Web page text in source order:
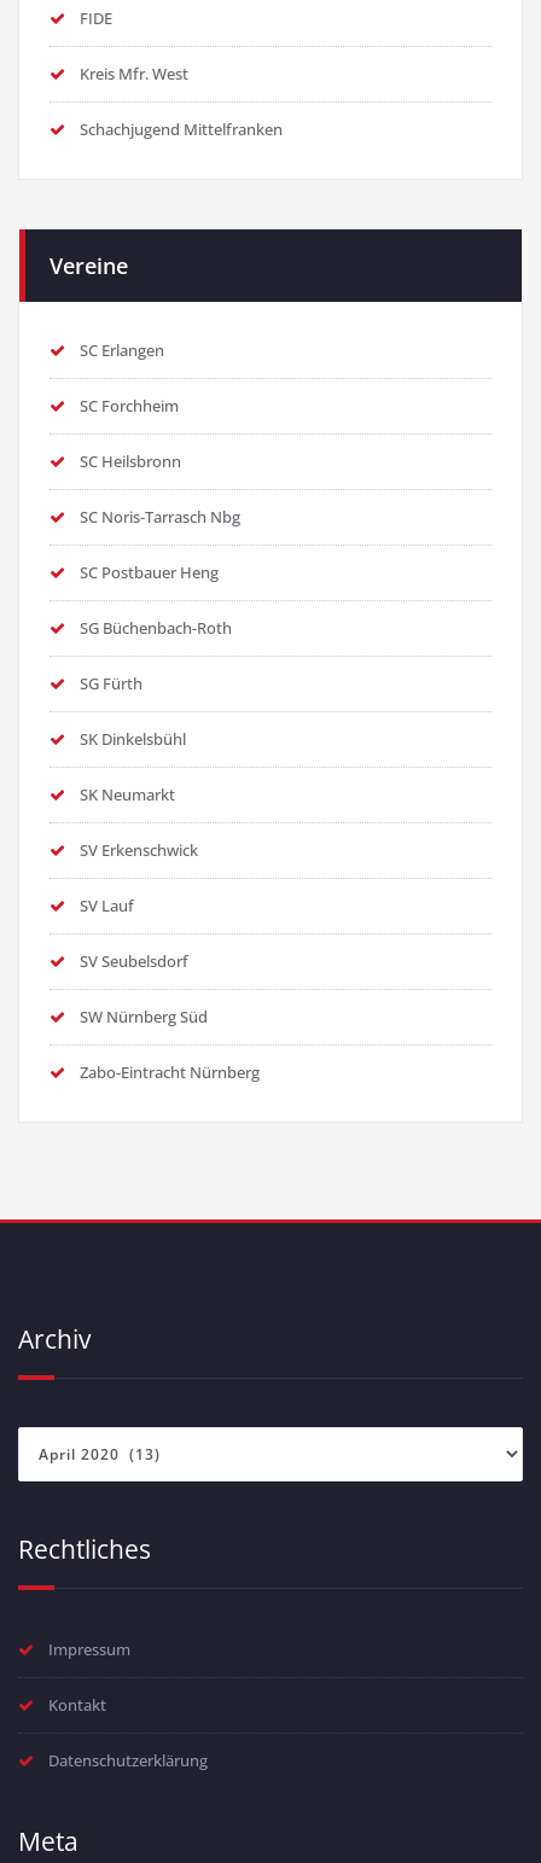
FIDE
Kreis Mfr. West
Schachjugend Mittelfranken
Vereine
SC Erlangen
SC Forchheim
SC Heilsbronn
SC Noris-Tarrasch Nbg
SC Postbauer Heng
SG Büchenbach-Roth
SG Fürth
SK Dinkelsbühl
SK Neumarkt
SV Erkenschwick
SV Lauf
SV Seubelsdorf
SW Nürnberg Süd
Zabo-Eintracht Nürnberg
Archiv
Rechtliches
Impressum
Kontakt
Datenschutzerklärung
Meta